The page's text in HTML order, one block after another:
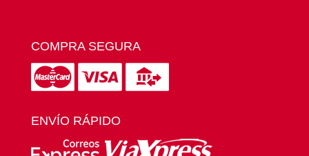
COMPRA SEGURA
ENVÍO RÁPIDO